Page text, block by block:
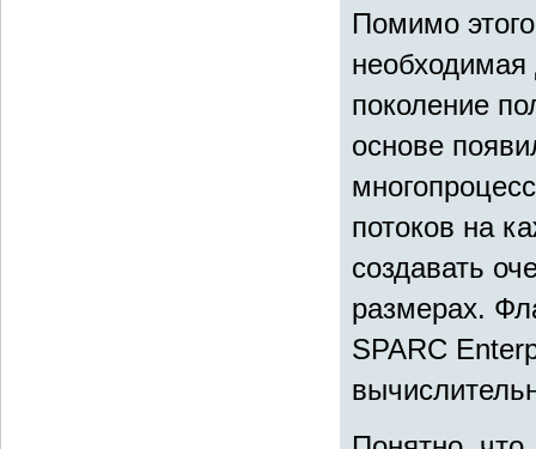
Помимо
необходимая
поколение
основе
потоков на
создавать
размерах.
SPARC